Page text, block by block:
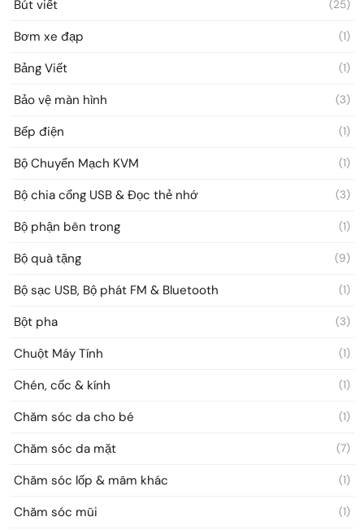
Bút viết (25)
Bơm xe đạp (1)
Bảng Viết (1)
Bảo vệ màn hình (3)
Bếp điện (1)
Bộ Chuyển Mạch KVM (1)
Bộ chia cổng USB & Đọc thẻ nhớ (3)
Bộ phận bên trong (1)
Bộ quà tặng (9)
Bộ sạc USB, Bộ phát FM & Bluetooth (1)
Bột pha (3)
Chuột Máy Tính (1)
Chén, cốc & kính (1)
Chăm sóc da cho bé (1)
Chăm sóc da mặt (7)
Chăm sóc lốp & mâm khác (1)
Chăm sóc mũi (1)